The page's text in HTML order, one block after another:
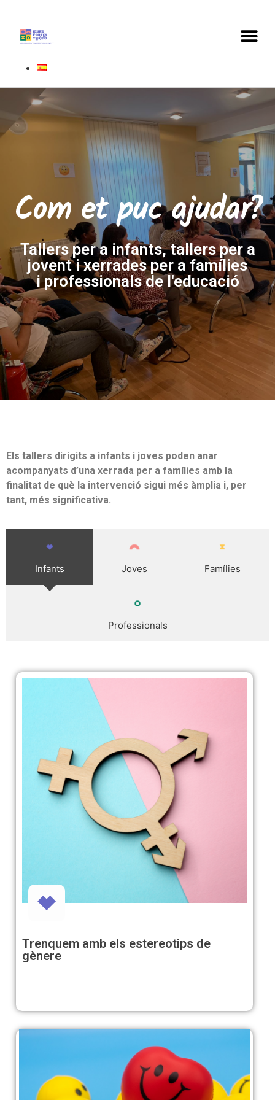
Com et puc ajudar?
Tallers per a infants, tallers per a
jovent i xerrades per a famílies
i professionals de l'educació
Els tallers dirigits a infants i joves poden anar
acompanyats d’una xerrada per a famílies amb la
finalitat de què la intervenció sigui més àmplia i, per
tant, més significativa.
Infants Joves Famílies
Professionals
Trenquem amb els estereotips de
gènere